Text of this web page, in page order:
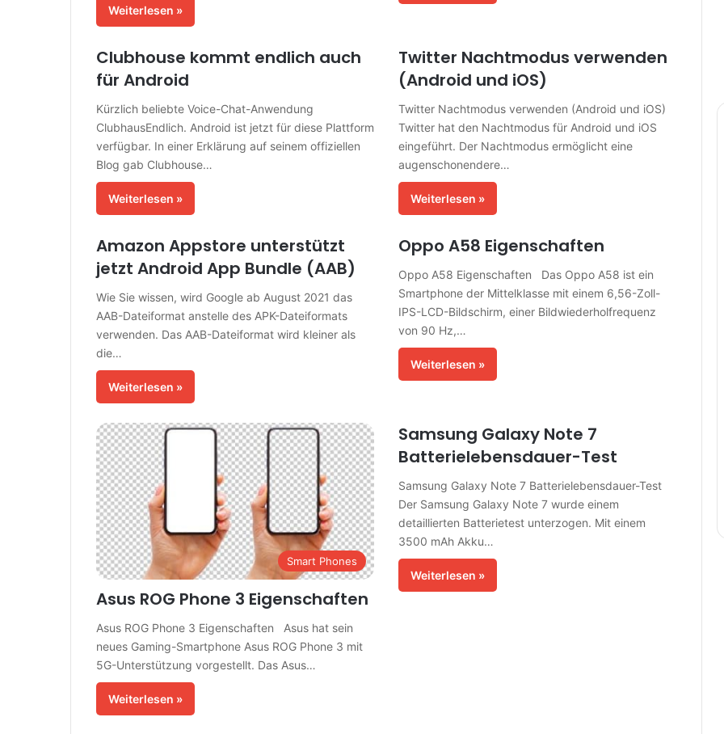
Weiterlesen »
Clubhouse kommt endlich auch
für Android
Kürzlich beliebte Voice-Chat-Anwendung
ClubhausEndlich. Android ist jetzt für diese Plattform
verfügbar. In einer Erklärung auf seinem offiziellen
Blog gab Clubhouse…
Weiterlesen »
Twitter Nachtmodus verwenden
(Android und iOS)
Twitter Nachtmodus verwenden (Android und iOS)
Twitter hat den Nachtmodus für Android und iOS
eingeführt. Der Nachtmodus ermöglicht eine
augenschonendere…
Weiterlesen »
Amazon Appstore unterstützt
jetzt Android App Bundle (AAB)
Wie Sie wissen, wird Google ab August 2021 das
AAB-Dateiformat anstelle des APK-Dateiformats
verwenden. Das AAB-Dateiformat wird kleiner als
die…
Weiterlesen »
Oppo A58 Eigenschaften
Oppo A58 Eigenschaften Das Oppo A58 ist ein
Smartphone der Mittelklasse mit einem 6,56-Zoll-
IPS-LCD-Bildschirm, einer Bildwiederholfrequenz
von 90 Hz,…
Weiterlesen »
Smart Phones
Asus ROG Phone 3 Eigenschaften
Asus ROG Phone 3 Eigenschaften Asus hat sein
neues Gaming-Smartphone Asus ROG Phone 3 mit
5G-Unterstützung vorgestellt. Das Asus…
Weiterlesen »
Samsung Galaxy Note 7
Batterielebensdauer-Test
Samsung Galaxy Note 7 Batterielebensdauer-Test
Der Samsung Galaxy Note 7 wurde einem
detaillierten Batterietest unterzogen. Mit einem
3500 mAh Akku…
Weiterlesen »